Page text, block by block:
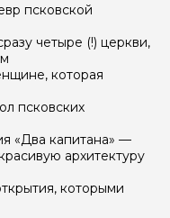
псковской
четыре (!) церкви,
которая
псковских
«Два капитана» —
архитектуру
которыми